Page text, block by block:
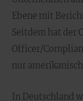
Ebene mit
Seitdem hat der
Officer/
nur
In Deutschland